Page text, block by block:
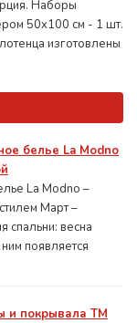
Наборы
50x100 см - 1 шт.
изготовлены
белье La Modno
La Modno –
Март –
спальни: весна
появляется
и покрывала ТМ